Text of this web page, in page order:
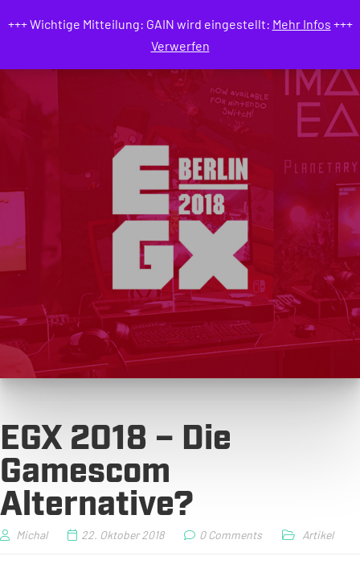
+++ Wichtige Mitteilung: GAIN wird eingestellt: Mehr Infos +++
Verwerfen
GAIN MAGAZIN
EGX 2018 – Die
Gamescom
Alternative?
Michal 22. Oktober 2018 0 Comments Artikel